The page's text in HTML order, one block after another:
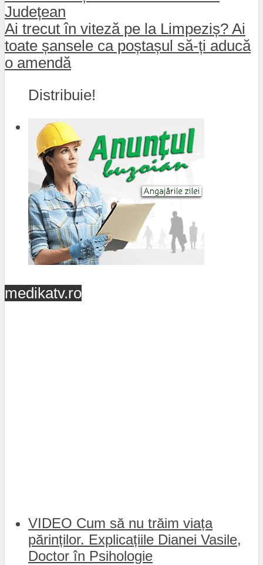
Județean
Ai trecut în viteză pe la Limpeziș? Ai
toate șansele ca poștașul să-ți aducă
o amendă
Distribuie!
medikatv.ro
VIDEO Cum să nu trăim viața
părinților. Explicațiile Dianei Vasile,
Doctor în Psihologie